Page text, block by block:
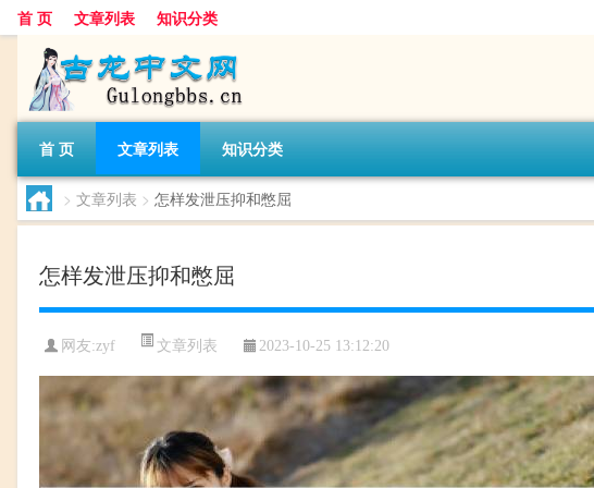
首 页 文章列表 知识分类
首 页 文章列表 知识分类
> 文章列表 > 怎样发泄压抑和憋屈
怎样发泄压抑和憋屈
网友:zyf 文章列表 2023-10-25 13:12:20